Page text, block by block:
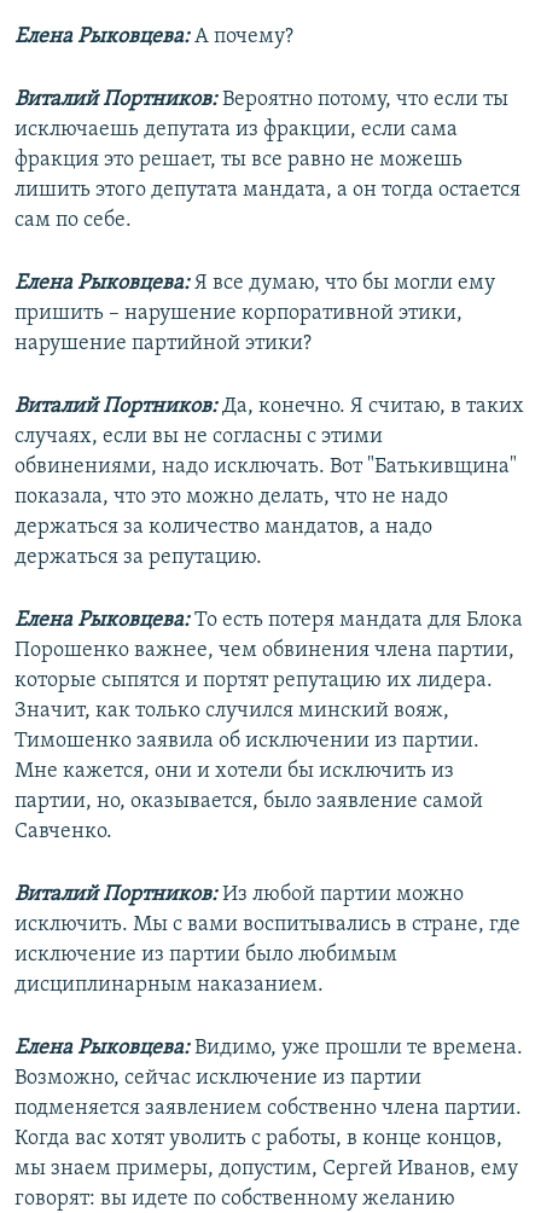
Елена Рыковцева:А почему?
Виталий Портников:Вероятно потому, что если ты
исключаешь депутата из фракции, если сама
фракция это решает, ты все равно не можешь
лишить этого депутата мандата, а он тогда остается
сам по себе.
Елена Рыковцева:Я все думаю, что бы могли ему
пришить – нарушение корпоративной этики,
нарушение партийной этики?
Виталий Портников:Да, конечно. Я считаю, в таких
случаях, если вы не согласны с этими
обвинениями, надо исключать. Вот "Батькивщина"
показала, что это можно делать, что не надо
держаться за количество мандатов, а надо
держаться за репутацию.
Елена Рыковцева:То есть потеря мандата для Блока
Порошенко важнее, чем обвинения члена партии,
которые сыпятся и портят репутацию их лидера.
Значит, как только случился минский вояж,
Тимошенко заявила об исключении из партии.
Мне кажется, они и хотели бы исключить из
партии, но, оказывается, было заявление самой
Савченко.
Виталий Портников:Из любой партии можно
исключить. Мы с вами воспитывались в стране, где
исключение из партии было любимым
дисциплинарным наказанием.
Елена Рыковцева:Видимо, уже прошли те времена.
Возможно, сейчас исключение из партии
подменяется заявлением собственно члена партии.
Когда вас хотят уволить с работы, в конце концов,
мы знаем примеры, допустим, Сергей Иванов, ему
говорят: вы идете по собственному желанию